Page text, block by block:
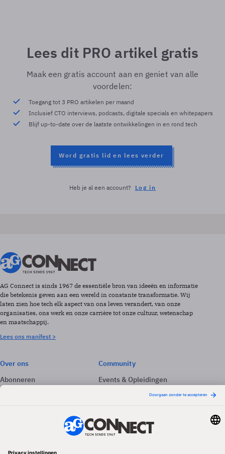
Lees dit PRO artikel gratis
Maak een gratis account aan en geniet van alle
voordelen:
Toegang tot 3 PRO artikelen per maand
Inclusief CTO interviews, podcasts, digitale specials en whitepapers
Blijf up-to-date over de laatste ontwikkelingen in en rond tech
Word gratis lid en lees verder
Heb je al een account? Log in
AG Connect is sinds 1967 de essentiële bron van ideeën en informatie
die betekenis geven aan een wereld in constante transformatie. Wij
laten zien hoe tech elk aspect van ons leven verandert, van onze
organisaties, ons werk en onze carrière tot onze cultuur, wetenschap
en maatschappij.
Lees ons manifest >
Over ons
Abonneren
Adverteren
Community
Events & Opleidingen